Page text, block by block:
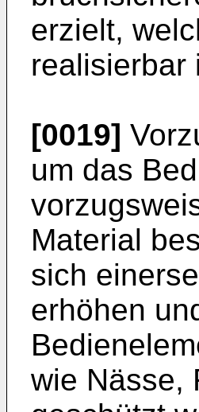
erzielt,
realisierbar
[0019]
um das
Material
sich
erhöhen
wie Nässe,